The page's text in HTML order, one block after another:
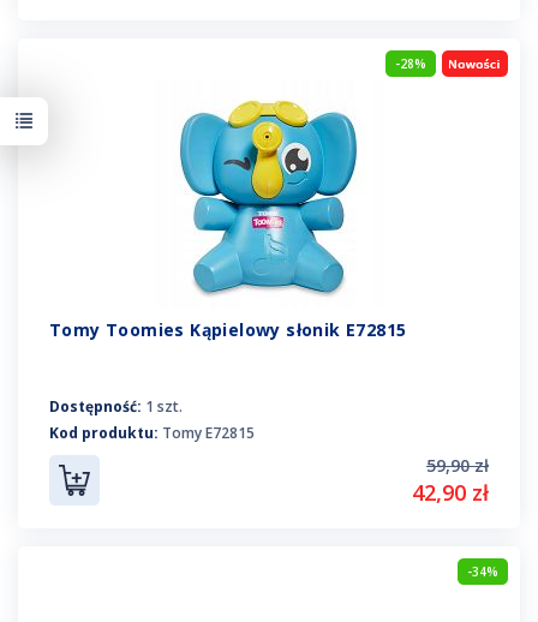
-28%
Tomy Toomies Kąpielowy słonik E72815
Dostępność: 1 szt.
Kod produktu: Tomy E72815
59,90 zł
42,90 zł
-34%